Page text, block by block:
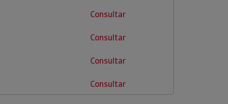
Consultar
Consultar
Consultar
Consultar